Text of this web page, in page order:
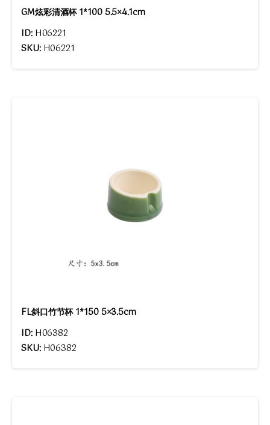
GM炫彩清酒杯 1*100 5.5×4.1cm
ID: H06221
SKU: H06221
FL斜口竹节杯 1*150 5×3.5cm
ID: H06382
SKU: H06382